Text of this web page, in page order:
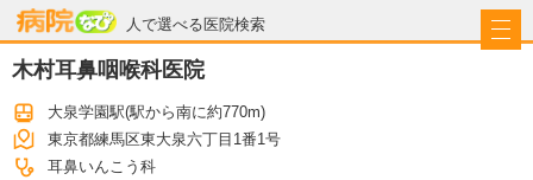
人で選べる医院検索
病院なび
木村耳鼻咽喉科医院
大泉学園駅(駅から南に約770m)
東京都練馬区東大泉六丁目1番1号
耳鼻いんこう科